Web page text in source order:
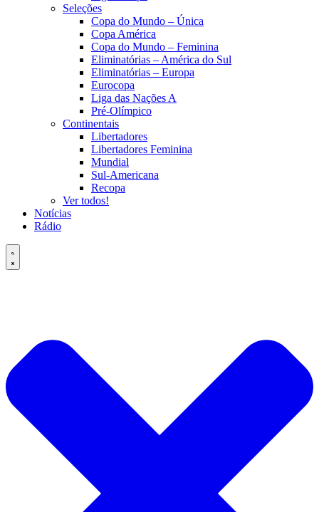
Seleções
Copa do Mundo – Única
Copa América
Copa do Mundo – Feminina
Eliminatórias – América do Sul
Eliminatórias – Europa
Eurocopa
Liga das Nações A
Pré-Olímpico
Continentais
Libertadores
Libertadores Feminina
Mundial
Sul-Americana
Recopa
Ver todos!
Notícias
Rádio